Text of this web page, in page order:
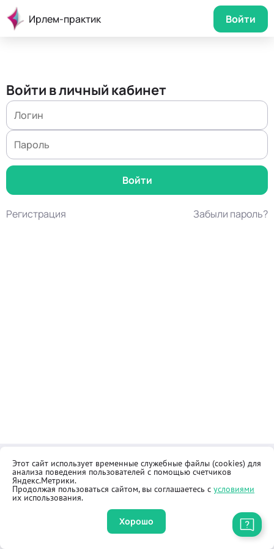
Ирлем-практик Войти
Войти в личный кабинет
Регистрация Забыли пароль?
Контакты
Как купить
Общественная приёмная
Реквизиты
Оферта
Правила продажи товаров
Этот сайт использует временные служебные файлы (cookies) для
анализа поведения пользователей с помощью счетчиков
Яндекс.Метрики.
Продолжая пользоваться сайтом, вы соглашаетесь с условиями
их использования.
Хорошо